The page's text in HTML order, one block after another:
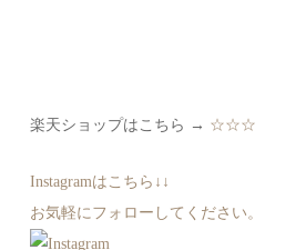
楽天ショップはこちら → ☆☆☆
Instagramはこちら↓↓
お気軽にフォローしてください。